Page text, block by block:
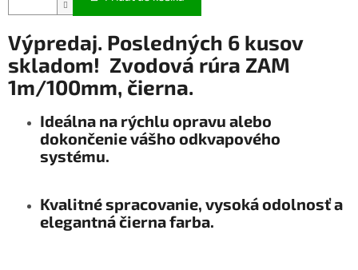
Výpredaj. Posledných 6 kusov
skladom! Zvodová rúra ZAM
1m/100mm, čierna.
Ideálna na rýchlu opravu alebo
dokončenie vášho odkvapového
systému.
Kvalitné spracovanie, vysoká odolnosť a
elegantná čierna farba.